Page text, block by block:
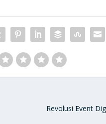
Revolusi Event